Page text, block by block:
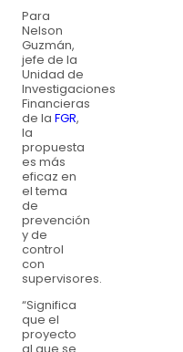
Para
Nelson
Guzmán,
jefe de la
Unidad de
Investigaciones
Financieras
de la FGR,
la
propuesta
es más
eficaz en
el tema
de
prevención
y de
control
con
supervisores.
“Significa
que el
proyecto